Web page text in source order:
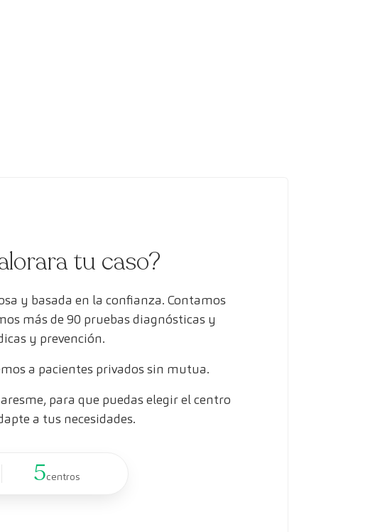
tu caso?
y basada en la confianza. Contamos
más de 90 pruebas diagnósticas y
y prevención.
a pacientes privados sin mutua.
para que puedas elegir el centro
a tus necesidades.
5centros